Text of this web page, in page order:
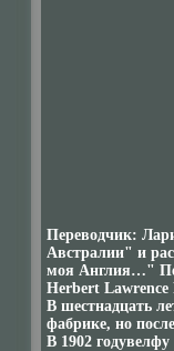
Переводчик:
Австралии" и
моя Англия…"
Herbert Lawrence
В шестнадцать
фабрике, но
В 1902